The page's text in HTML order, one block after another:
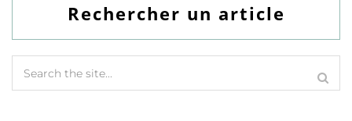
Rechercher un article